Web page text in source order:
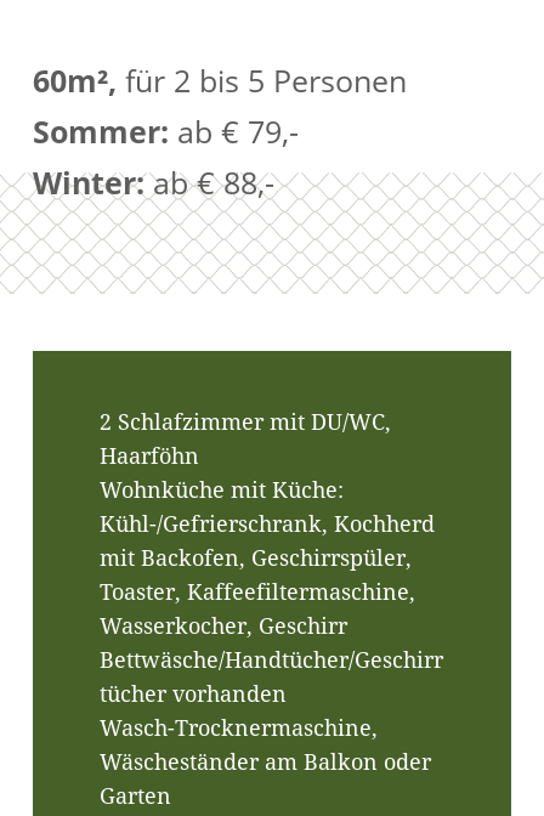
60m², für 2 bis 5 Personen
Sommer: ab € 79,-
Winter:ab € 88,-
2 Schlafzimmer mit DU/WC,
Haarföhn
Wohnküche mit Küche:
Kühl-/Gefrierschrank, Kochherd
mit Backofen, Geschirrspüler,
Toaster, Kaffeefiltermaschine,
Wasserkocher, Geschirr
Bettwäsche/Handtücher/Geschirr
tücher vorhanden
Wasch-Trocknermaschine,
Wäscheständer am Balkon oder
Garten